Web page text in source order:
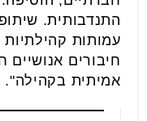
התנדבותית.
עמותות קהילתיות
חיבורים אנושיים
אמיתית בקהילה".